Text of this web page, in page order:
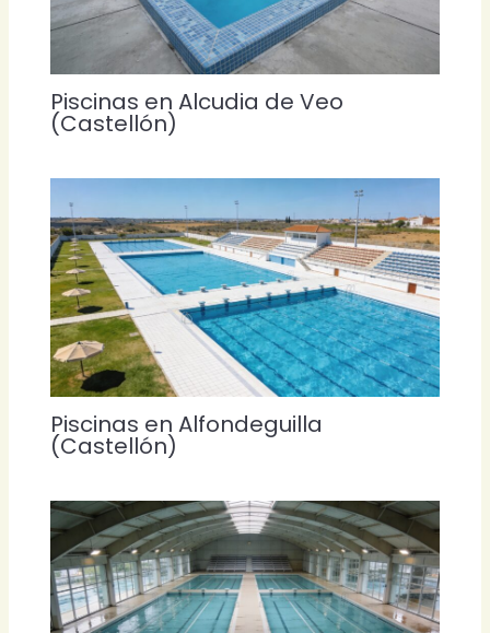
Piscinas en Alcudia de Veo
(Castellón)
Piscinas en Alfondeguilla
(Castellón)